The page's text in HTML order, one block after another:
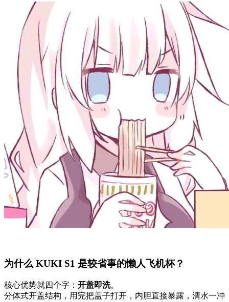
为什么 KUKI S1 是较省事的懒人飞机杯？
核心优势就四个字： 开盖即洗。
分体式开盖结构，用完把盖子打开，内胆直接暴露，清水一冲